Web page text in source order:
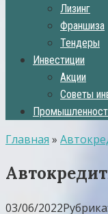
Лизинг
Франшиза
Тендеры
Инвестиции
Акции
Советы
Главная »
03/06/2022Рубрика: